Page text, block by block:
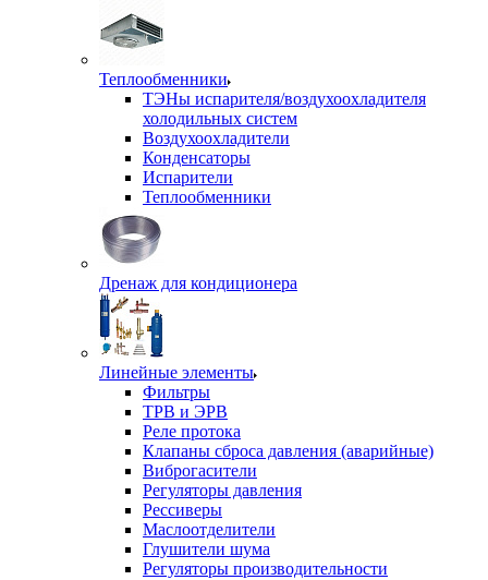
Теплообменники
ТЭНы испарителя/воздухоохладителя
холодильных систем
Воздухоохладители
Конденсаторы
Испарители
Теплообменники
Дренаж для кондиционера
Линейные элементы
Фильтры
ТРВ и ЭРВ
Реле протока
Клапаны сброса давления (аварийные)
Виброгасители
Регуляторы давления
Рессиверы
Маслоотделители
Глушители шума
Регуляторы производительности